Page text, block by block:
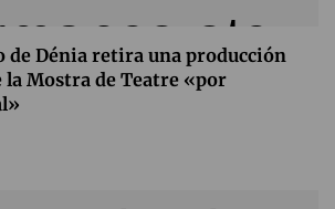
de Dénia retira una producción
Mostra de Teatre «por